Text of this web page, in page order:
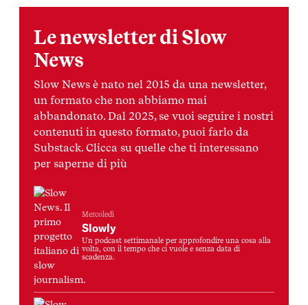
Le newsletter di Slow
News
Slow News è nato nel 2015 da una newsletter,
un formato che non abbiamo mai
abbandonato. Dal 2025, se vuoi seguire i nostri
contenuti in questo formato, puoi farlo da
Substack. Clicca su quelle che ti interessano
per saperne di più
Mercoledì
Slowly
Un podcast settimanale per approfondire una cosa alla
volta, con il tempo che ci vuole e senza data di
scadenza.